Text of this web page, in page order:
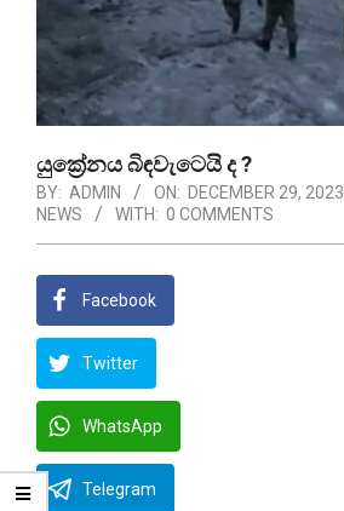
යුක්‍රේනය බිඳවැටෙයි ද ?
BY: ADMIN ON: DECEMBER 29, 2023
NEWS
WITH: 0 COMMENTS
Facebook
Twitter
WhatsApp
Telegram